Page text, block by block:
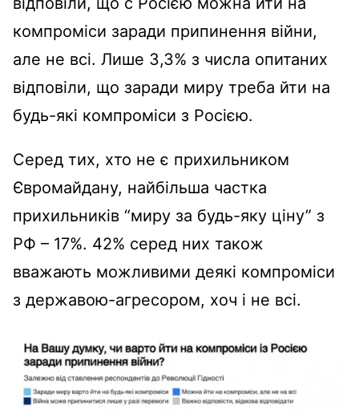
компроміси заради припинення війни,
але не всі. Лише 3,3% з числа опитаних
відповіли, що заради миру треба йти на
будь-які компроміси з Росією.
Серед тих, хто не є прихильником
Євромайдану, найбільша частка
прихильників “миру за будь-яку ціну” з
РФ – 17%. 42% серед них також
вважають можливими деякі компроміси
з державою-агресором, хоч і не всі.